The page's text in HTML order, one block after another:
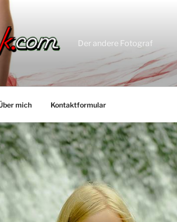
Der andere Fotograf
mich Kontaktformular